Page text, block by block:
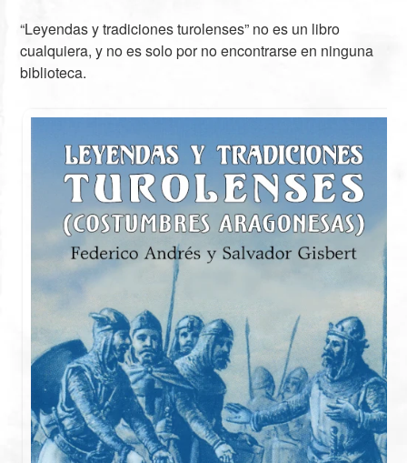
“Leyendas y tradiciones turolenses” no es un libro
cualquiera, y no es solo por no encontrarse en ninguna
biblioteca.